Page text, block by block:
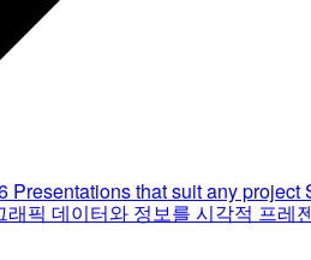
Presentations that suit any project
래픽 데이터와 정보를 시각적 프레